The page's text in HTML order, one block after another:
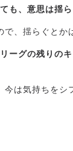
も、意思は揺
、揺らぐとか
ーグの残りの
は気持ちをシ